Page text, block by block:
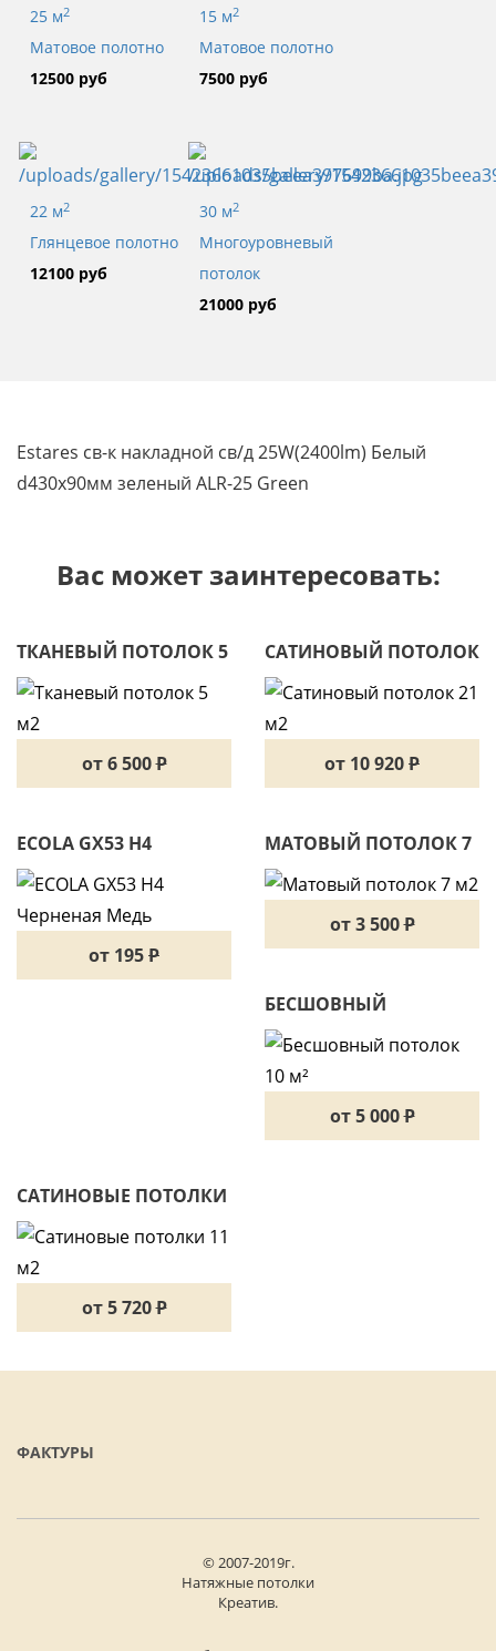
25 м2
Матовое полотно
12500 руб
15 м2
Матовое полотно
7500 руб
22 м2
Глянцевое полотно
12100 руб
30 м2
Многоуровневый
потолок
21000 руб
Estares св-к накладной св/д 25W(2400lm) Белый
d430x90мм зеленый ALR-25 Green
Вас может заинтересовать:
ТКАНЕВЫЙ ПОТОЛОК 5
М2
от 6 500P
САТИНОВЫЙ ПОТОЛОК
21 М2
от 10 920P
ECOLA GX53 H4
ЧЕРНЕНАЯ МЕДЬ
от 195P
МАТОВЫЙ ПОТОЛОК 7
М2
от 3 500P
БЕСШОВНЫЙ
ПОТОЛОК 10 М²
от 5 000P
САТИНОВЫЕ ПОТОЛКИ
11 М2
от 5 720P
ФАКТУРЫ
© 2007-2019г.
Натяжные потолки
Креатив.